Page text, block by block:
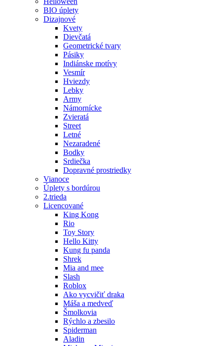
BIO úplety
Dizajnové
Kvety
Dievčatá
Geometrické tvary
Pásiky
Indiánske motívy
Vesmír
Hviezdy
Lebky
Army
Námornícke
Zvieratá
Street
Letné
Nezaradené
Bodky
Srdiečka
Dopravné prostriedky
Vianoce
Úplety s bordúrou
2.trieda
Licencované
King Kong
Rio
Toy Story
Hello Kitty
Kung fu panda
Shrek
Mia and mee
Slash
Roblox
Ako vycvičiť draka
Máša a medveď
Šmolkovia
Rýchlo a zbesilo
Spiderman
Aladin